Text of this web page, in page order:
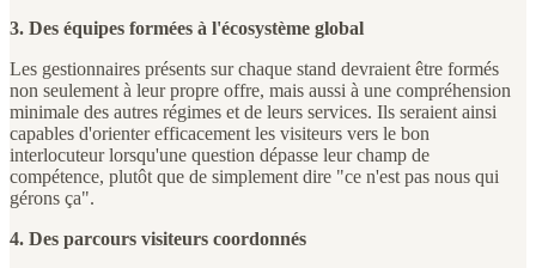
3. Des équipes formées à l'écosystème global
Les gestionnaires présents sur chaque stand devraient être formés
non seulement à leur propre offre, mais aussi à une compréhension
minimale des autres régimes et de leurs services. Ils seraient ainsi
capables d'orienter efficacement les visiteurs vers le bon
interlocuteur lorsqu'une question dépasse leur champ de
compétence, plutôt que de simplement dire "ce n'est pas nous qui
gérons ça".
4. Des parcours visiteurs coordonnés